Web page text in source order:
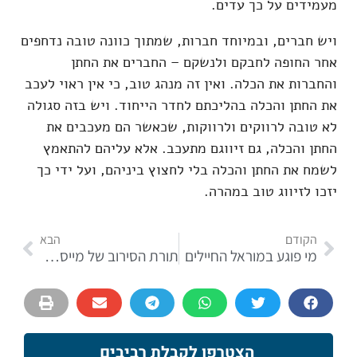
מעמידים על כך עדים.
ויש חברים, ובמיוחד חברות, שמתוך כוונה טובה נדחפים
אחר החופה לחבקם ולנשקם – החברים את החתן
והחברות את הכלה. ואין זה מנהג טוב, כי אין ראוי לעכב
את החתן והכלה בהליכתם לחדר הייחוד. ויש בזה סגולה
לא טובה לרווקים ולרווקות, שכאשר הם מעכבים את
החתן והכלה, גם זיווגם מתעכב. אלא עליהם להתאמץ
לשמח את החתן והכלה בלי לחצוץ ביניהם, ועל ידי כך
יזכו לזיווג טוב במהרה.
הקודם
מי פוגע במוראל החיילים
הבא
תורת הסירוב של מייסד הרבנות הצבאית
הצטרפו לקבלת רביבים